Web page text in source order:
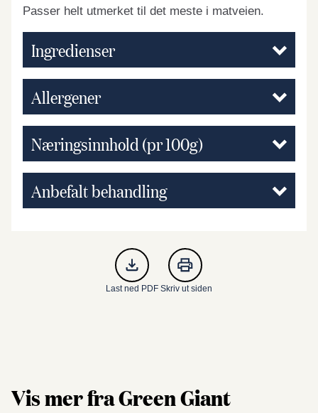
Passer helt utmerket til det meste i matveien.
Ingredienser
Allergener
Næringsinnhold (pr 100g)
Anbefalt behandling
Last ned PDF Skriv ut siden
Vis mer fra Green Giant